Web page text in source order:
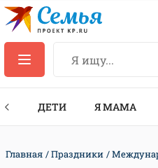
ДЕТИ Я МАМА
Главная Праздники